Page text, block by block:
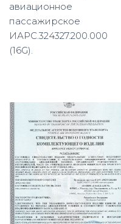
авиационное
пассажирское
ИАРС.324327.200.000
(16G).